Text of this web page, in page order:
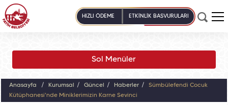
HIZLI ÖDEME ETKİNLİK BAŞVURULARI
Sol Menüler
Anasayfa Kurumsal Güncel Haberler
Sümbülefendi Çocuk
Kütüphanesi'nde Miniklerimizin Karne Sevinci